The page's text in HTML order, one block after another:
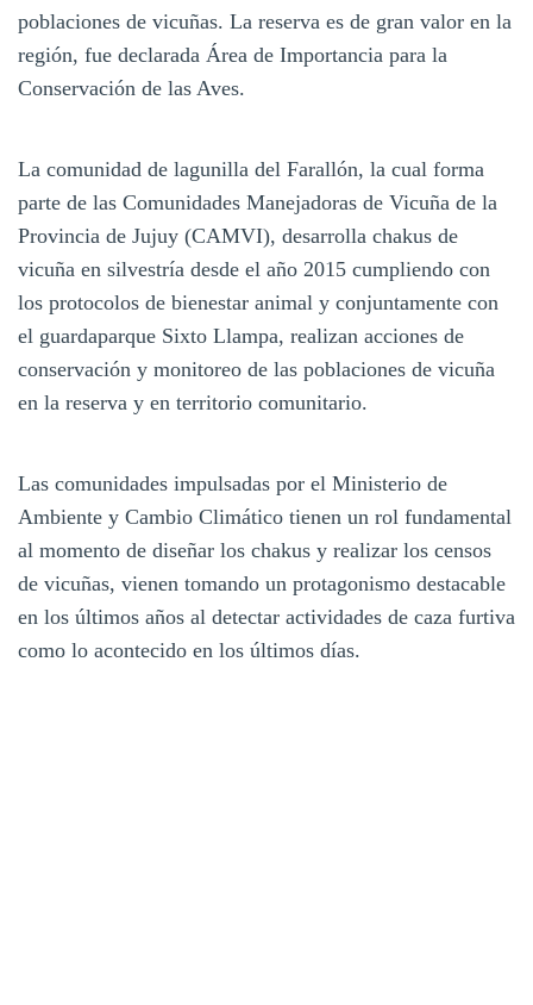
poblaciones de vicuñas. La reserva es de gran valor en la
región, fue declarada Área de Importancia para la
Conservación de las Aves.
La comunidad de lagunilla del Farallón, la cual forma
parte de las Comunidades Manejadoras de Vicuña de la
Provincia de Jujuy (CAMVI), desarrolla chakus de
vicuña en silvestría desde el año 2015 cumpliendo con
los protocolos de bienestar animal y conjuntamente con
el guardaparque Sixto Llampa, realizan acciones de
conservación y monitoreo de las poblaciones de vicuña
en la reserva y en territorio comunitario.
Las comunidades impulsadas por el Ministerio de
Ambiente y Cambio Climático tienen un rol fundamental
al momento de diseñar los chakus y realizar los censos
de vicuñas, vienen tomando un protagonismo destacable
en los últimos años al detectar actividades de caza furtiva
como lo acontecido en los últimos días.